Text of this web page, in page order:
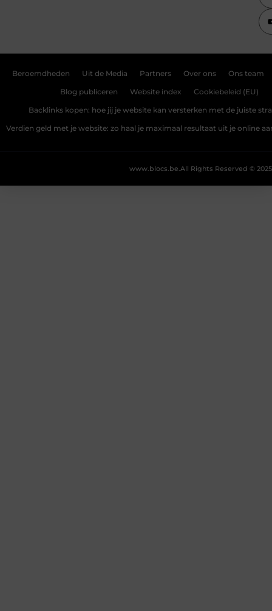
Beroemdheden Uit de Media Partners Over ons Ons team
Blog publiceren Website index Cookiebeleid (EU)
Backlinks kopen: hoe jij je website kan versterken met de juiste
Verdien geld met je website: zo haal je maximaal resultaat uit je online
All Rights Reserved © 2025
www.blocs.be.